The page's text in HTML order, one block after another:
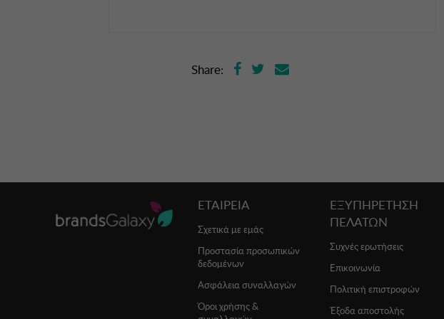
Share:
ΕΤΑΙΡΕΙΑ
Σχετικά με εμάς
Προστασία προσωπικών
δεδομένων
Ασφάλεια συναλλαγών
Όροι χρήσης &
ΕΞΥΠΗΡΕΤΗΣΗ
ΠΕΛΑΤΩΝ
Συχνές ερωτήσεις
Επικοινωνία
Πολιτική επιστροφών
Έξοδα αποστολής